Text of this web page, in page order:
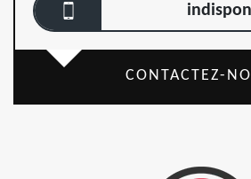
CONTACTEZ-